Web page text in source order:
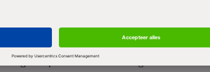
Cloud PRO
5 navigatietips voor cloudsourcing